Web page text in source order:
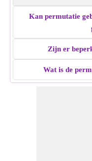
Kan permutatie
Zijn er
Wat is de